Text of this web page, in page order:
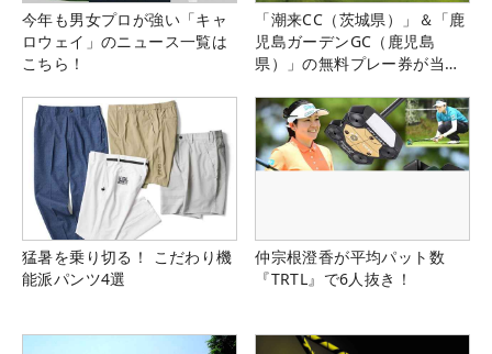
今年も男女プロが強い「キャ
ロウェイ」のニュース一覧は
こちら！
「潮来CC（茨城県）」＆「鹿
児島ガーデンGC（鹿児島
県）」の無料プレー券が当た
猛暑を乗り切る！ こだわり機
能派パンツ4選
仲宗根澄香が平均パット数
『TRTL』で6人抜き！